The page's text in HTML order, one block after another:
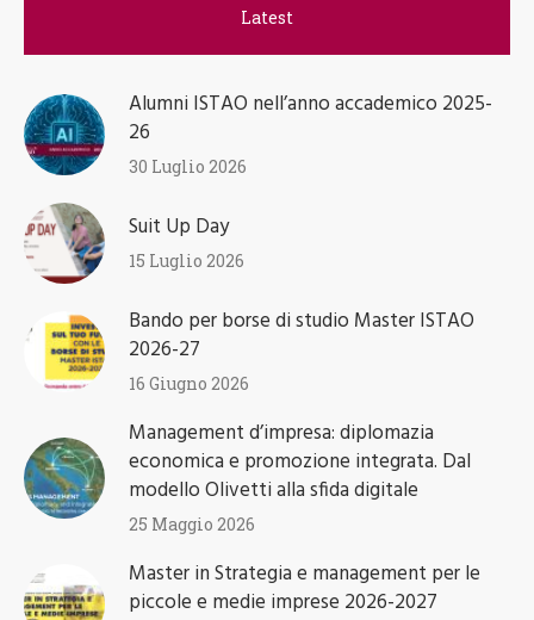
Latest
Alumni ISTAO nell’anno accademico 2025-
26
30 Luglio 2026
Suit Up Day
15 Luglio 2026
Bando per borse di studio Master ISTAO
2026-27
16 Giugno 2026
Management d’impresa: diplomazia
economica e promozione integrata. Dal
modello Olivetti alla sfida digitale
25 Maggio 2026
Master in Strategia e management per le
piccole e medie imprese 2026-2027